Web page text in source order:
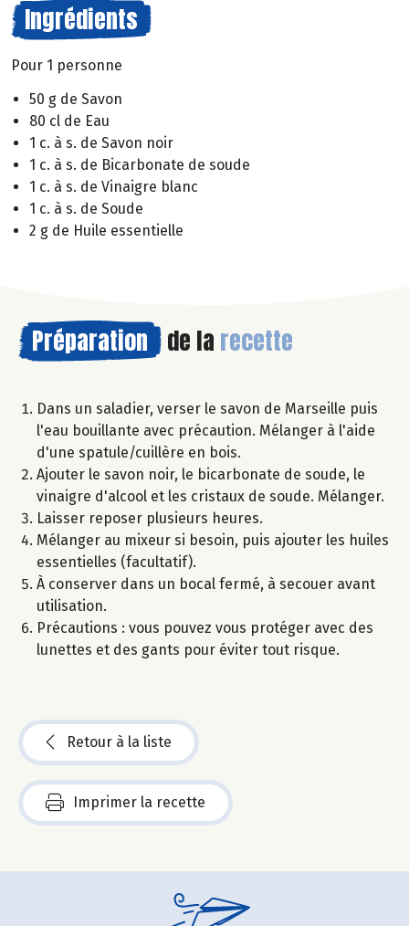
Ingrédients
Pour 1 personne
50 g de Savon
80 cl de Eau
1 c. à s. de Savon noir
1 c. à s. de Bicarbonate de soude
1 c. à s. de Vinaigre blanc
1 c. à s. de Soude
2 g de Huile essentielle
Préparation de la recette
Dans un saladier, verser le savon de Marseille puis
l'eau bouillante avec précaution. Mélanger à l'aide
d'une spatule/cuillère en bois.
Ajouter le savon noir, le bicarbonate de soude, le
vinaigre d'alcool et les cristaux de soude. Mélanger.
Laisser reposer plusieurs heures.
Mélanger au mixeur si besoin, puis ajouter les huiles
essentielles (facultatif).
À conserver dans un bocal fermé, à secouer avant
utilisation.
Précautions : vous pouvez vous protéger avec des
lunettes et des gants pour éviter tout risque.
Retour à la liste
Imprimer la recette